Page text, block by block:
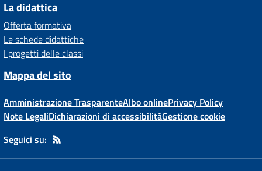
La didattica
Offerta formativa
Le schede didattiche
I progetti delle classi
Mappa del sito
Amministrazione TrasparenteAlbo onlinePrivacy Policy
Note LegaliDichiarazioni di accessibilitàGestione cookie
Seguici su: